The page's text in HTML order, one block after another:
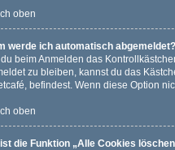
oben
werde ich automatisch abgemeldet?
beim Anmelden das
zu bleiben, kannst du das
befindest. Wenn diese Option
oben
die Funktion „Alle Cookies